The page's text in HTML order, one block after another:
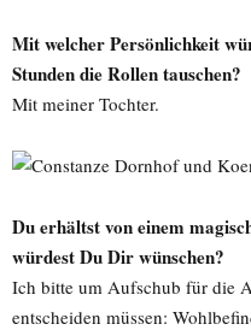
Mit welcher Persönlichkeit
Stunden die Rollen tauschen?
Mit meiner Tochter.
Du erhältst von einem
würdest Du Dir wünschen?
Ich bitte um Aufschub für die
entscheiden müssen: